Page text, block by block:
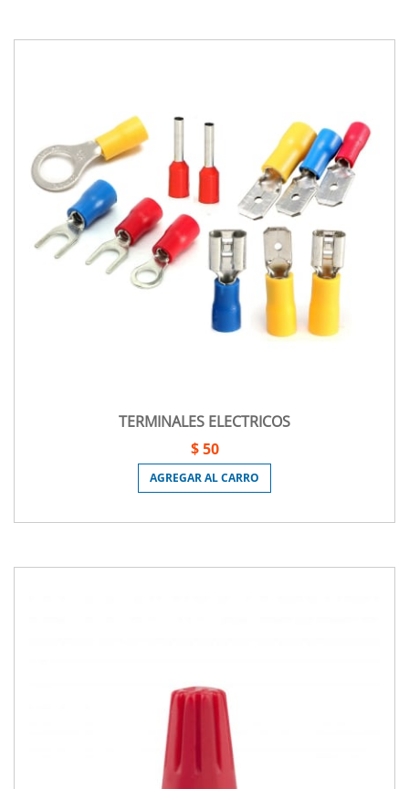
TERMINALES ELECTRICOS
$ 50
AGREGAR AL CARRO